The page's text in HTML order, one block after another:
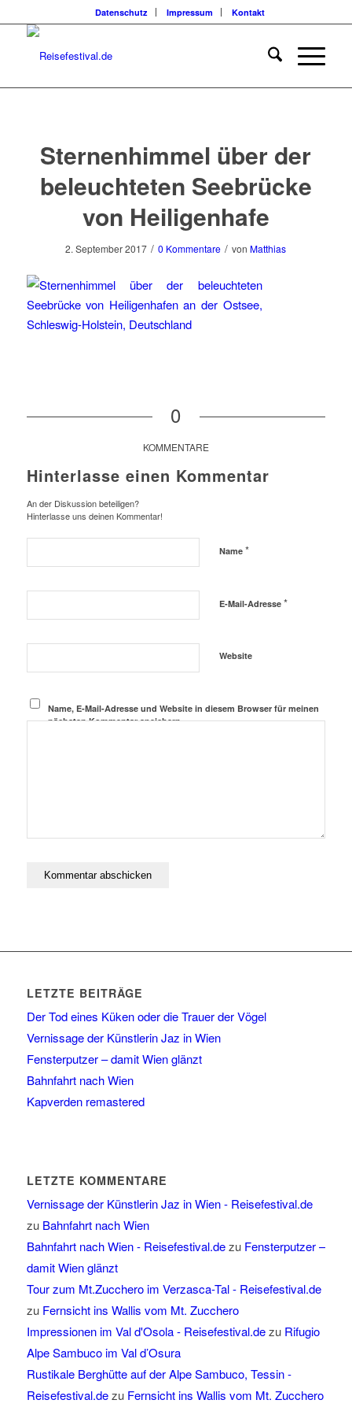
Datenschutz Impressum Kontakt
Sternenhimmel über der
beleuchteten Seebrücke
von Heiligenhafe
2. September 2017 / 0 Kommentare / von Matthias
0
KOMMENTARE
Hinterlasse einen Kommentar
An der Diskussion beteiligen?
Hinterlasse uns deinen Kommentar!
Name *
E-Mail-Adresse *
Website
Name, E-Mail-Adresse und Website in diesem Browser für meinen
nächsten Kommentar speichern.
LETZTE BEITRÄGE
Der Tod eines Küken oder die Trauer der Vögel
Vernissage der Künstlerin Jaz in Wien
Fensterputzer – damit Wien glänzt
Bahnfahrt nach Wien
Kapverden remastered
LETZTE KOMMENTARE
Vernissage der Künstlerin Jaz in Wien - Reisefestival.de
zu Bahnfahrt nach Wien
Bahnfahrt nach Wien - Reisefestival.dezu Fensterputzer –
damit Wien glänzt
Tour zum Mt.Zucchero im Verzasca-Tal - Reisefestival.de
zu Fernsicht ins Wallis vom Mt. Zucchero
Impressionen im Val d'Osola - Reisefestival.dezu Rifugio
Alpe Sambuco im Val d’Osura
Rustikale Berghütte auf der Alpe Sambuco, Tessin -
Reisefestival.dezu Fernsicht ins Wallis vom Mt. Zucchero